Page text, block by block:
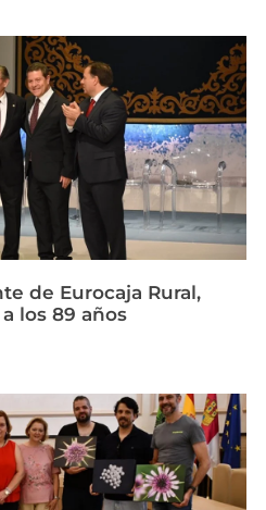
de Eurocaja Rural,
los 89 años